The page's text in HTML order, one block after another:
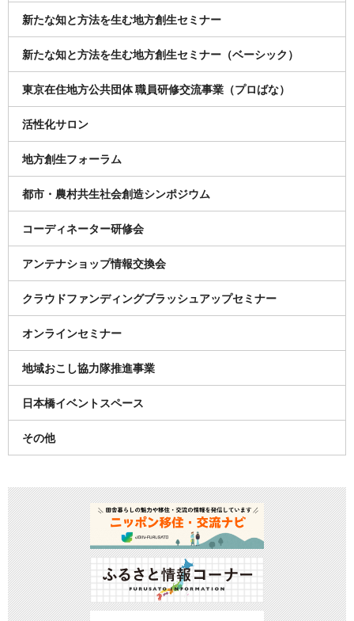
新たな知と方法を生む地方創生セミナー
新たな知と方法を生む地方創生セミナー（ベーシック）
東京在住地方公共団体 職員研修交流事業（プロばな）
活性化サロン
地方創生フォーラム
都市・農村共生社会創造シンポジウム
コーディネーター研修会
アンテナショップ情報交換会
クラウドファンディングブラッシュアップセミナー
オンラインセミナー
地域おこし協力隊推進事業
日本橋イベントスペース
その他